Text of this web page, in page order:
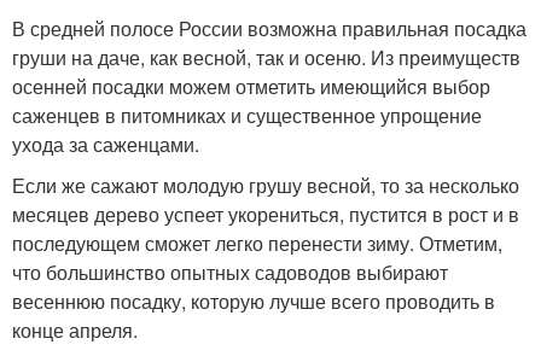
В средней полосе России возможна правильная посадка
груши на даче, как весной, так и осеню. Из преимуществ
осенней посадки можем отметить имеющийся выбор
саженцев в питомниках и существенное упрощение
ухода за саженцами.
Если же сажают молодую грушу весной, то за несколько
месяцев дерево успеет укорениться, пустится в рост и в
последующем сможет легко перенести зиму. Отметим,
что большинство опытных садоводов выбирают
весеннюю посадку, которую лучше всего проводить в
конце апреля.